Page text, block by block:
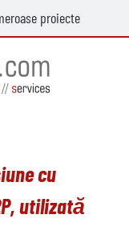
proiecte
cu
utilizată